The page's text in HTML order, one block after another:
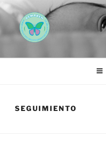
Saltar
al
contenido
AEMAREH
SEGUIMIENTO